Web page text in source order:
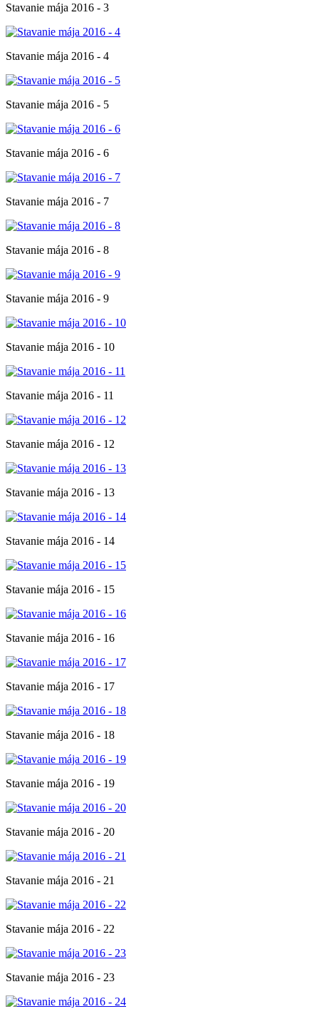
Stavanie mája 2016 - 3
Stavanie mája 2016 - 4
Stavanie mája 2016 - 5
Stavanie mája 2016 - 6
Stavanie mája 2016 - 7
Stavanie mája 2016 - 8
Stavanie mája 2016 - 9
Stavanie mája 2016 - 10
Stavanie mája 2016 - 11
Stavanie mája 2016 - 12
Stavanie mája 2016 - 13
Stavanie mája 2016 - 14
Stavanie mája 2016 - 15
Stavanie mája 2016 - 16
Stavanie mája 2016 - 17
Stavanie mája 2016 - 18
Stavanie mája 2016 - 19
Stavanie mája 2016 - 20
Stavanie mája 2016 - 21
Stavanie mája 2016 - 22
Stavanie mája 2016 - 23